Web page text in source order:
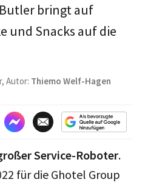
bringt auf
und Snacks auf die
Autor: Thiemo Welf-Hagen
Service-Roboter.
für die Ghotel Group